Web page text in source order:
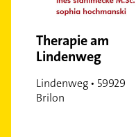
Therapie am
Lindenweg
Lindenweg • 59929
Brilon